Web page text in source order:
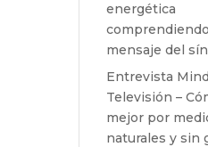
energética
mensaje del
Entrevista
Televisión –
mejor por
naturales y sin